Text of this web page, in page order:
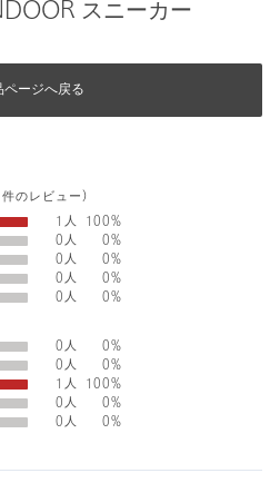
スニーカー
ページへ戻る
のレビュー)
1人
100%
0人
0%
0人
0%
0人
0%
0人
0%
0人
0%
0人
0%
1人
100%
0人
0%
0人 0%